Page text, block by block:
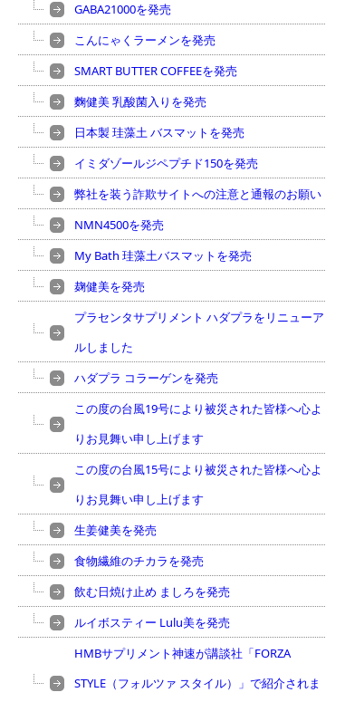
GABA21000を発売
こんにゃくラーメンを発売
SMART BUTTER COFFEEを発売
麴健美 乳酸菌入りを発売
日本製 珪藻土 バスマットを発売
イミダゾールジペプチド150を発売
弊社を装う詐欺サイトへの注意と通報のお願い
NMN4500を発売
My Bath 珪藻土バスマットを発売
麹健美を発売
プラセンタサプリメント ハダプラをリニューア
ルしました
ハダプラ コラーゲンを発売
この度の台風19号により被災された皆様へ心よ
りお見舞い申し上げます
この度の台風15号により被災された皆様へ心よ
りお見舞い申し上げます
生姜健美を発売
食物繊維のチカラを発売
飲む日焼け止め ましろを発売
ルイボスティー Lulu美を発売
HMBサプリメント神速が講談社「FORZA
STYLE（フォルツァ スタイル）」で紹介されま